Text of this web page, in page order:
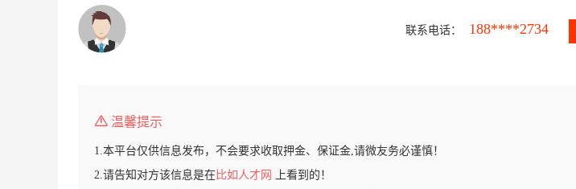
联系电话： 188****2734
温馨提示
1.本平台仅供信息发布，不会要求收取押金、保证金,请微友务必谨慎！
2.请告知对方该信息是在 比如人才网
上看到的！